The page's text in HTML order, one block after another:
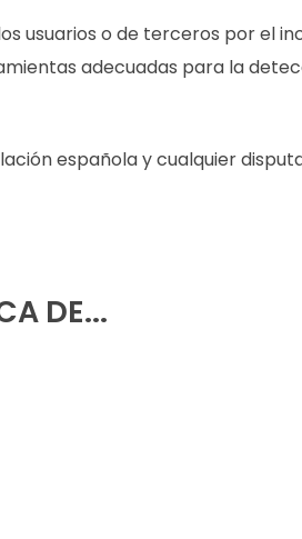
usuarios o de terceros por el
adecuadas para la
española y cualquier
DE...